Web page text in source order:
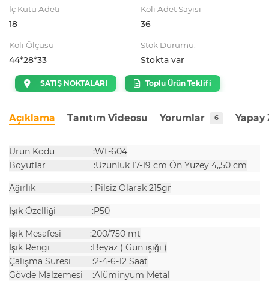
İç Kutu Adeti
18
Koli Adet Sayısı
36
Koli Ölçüsü
44*28*33
Stok Durumu:
Stokta var
SATIŞ NOKTALARI Toplu Ürün Teklifi
Açıklama Tanıtım Videosu Yorumlar 6 Yapay
Ürün Kodu :Wt-604
Boyutlar :Uzunluk 17-19 cm Ön Yüzey 4,,50 cm
Ağırlık : Pilsiz Olarak 215gr
Işık Özelliği :P50
Işık Mesafesi :200/750 mt
Işık Rengi :Beyaz ( Gün ışığı )
Çalışma Süresi :2-4-6-12 Saat
Gövde Malzemesi :Alüminyum Metal